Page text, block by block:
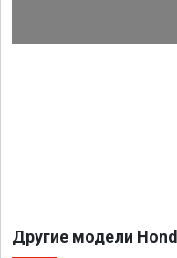
Другие модели